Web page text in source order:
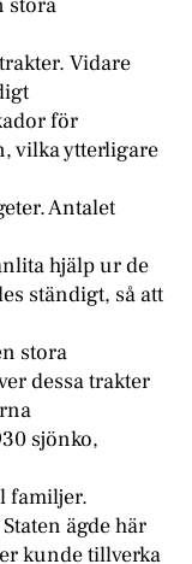
stora
Vidare
för
vilka ytterligare
Antalet
hjälp ur de
ständigt, så att
stora
dessa trakter
sjönko,
familjer.
ägde här
kunde tillverka